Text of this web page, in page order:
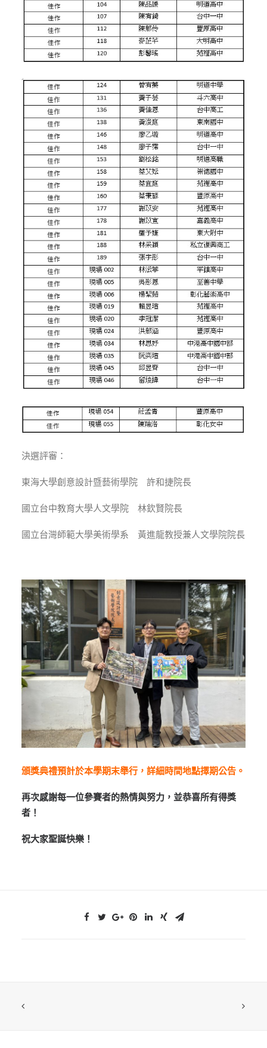
決選評審：
東海大學創意設計暨藝術學院 許和捷院長
國立台中教育大學人文學院 林欽賢院長
國立台灣師範大學美術學系 黃進龍教授兼人文學院院長
頒獎典禮預計於本學期末舉行，詳細時間地點擇期公告。
再次感謝每一位參賽者的熱情與努力，並恭喜所有得獎
者！
祝大家聖誕快樂！